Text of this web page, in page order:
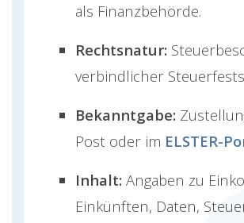
als Finanzbehörde.
Rechtsnatur:
verbindlicher
Bekanntgabe:
Post oder im ELSTER-
Inhalt: Angaben zu
Einkünften, Daten,